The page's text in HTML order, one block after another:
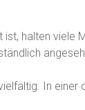
halten viele
In